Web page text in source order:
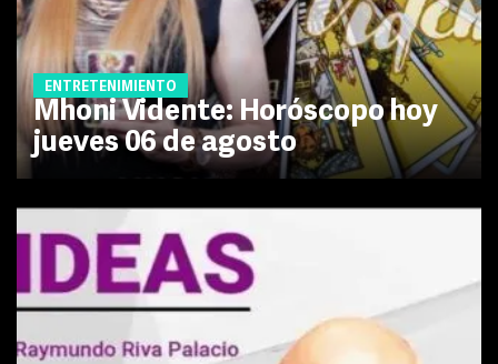
ENTRETENIMIENTO
Mhoni Vidente: Horóscopo hoy
jueves 06 de agosto